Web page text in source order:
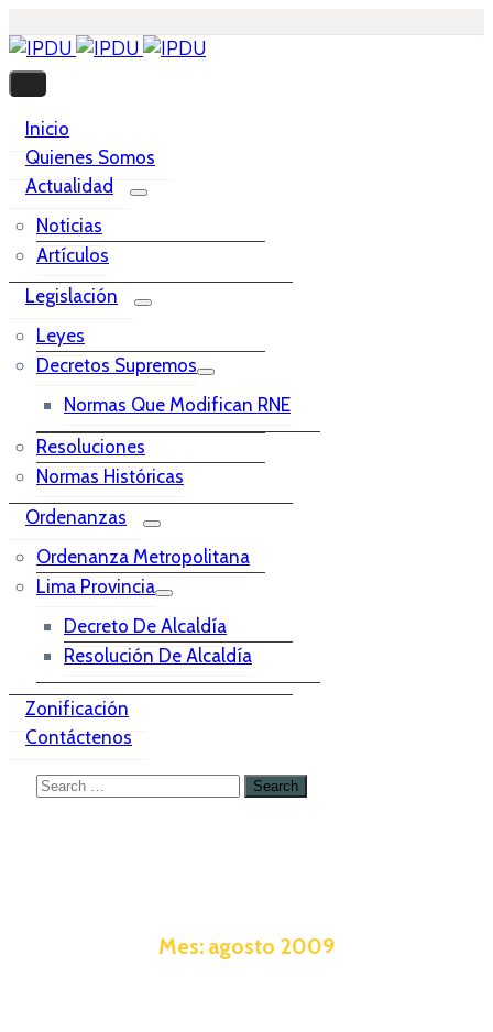
Inicio
Quienes Somos
Actualidad
Noticias
Artículos
Legislación
Leyes
Decretos Supremos
Normas Que Modifican RNE
Resoluciones
Normas Históricas
Ordenanzas
Ordenanza Metropolitana
Lima Provincia
Decreto De Alcaldía
Resolución De Alcaldía
Zonificación
Contáctenos
Mes: agosto 2009